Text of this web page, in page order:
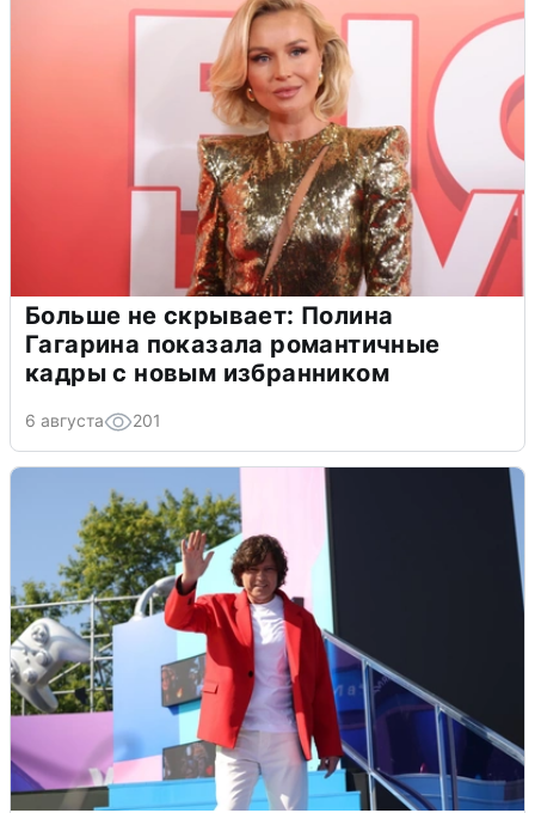
Больше не скрывает: Полина
Гагарина показала романтичные
кадры с новым избранником
6 августа 201